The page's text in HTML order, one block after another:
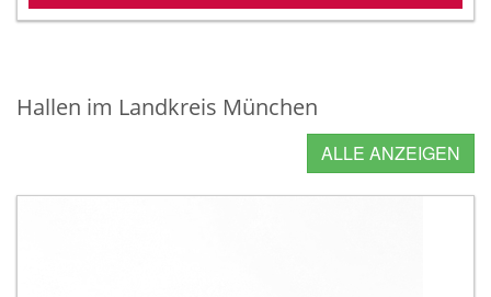
Hallen im Landkreis München
ALLE ANZEIGEN